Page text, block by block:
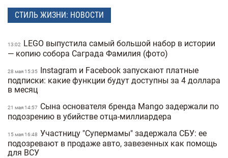
СТИЛЬ ЖИЗНИ: НОВОСТИ
13:02
LEGO выпустила самый большой набор в истории
— копию собора Саграда Фамилия (фото)
28 мая 15:35 Instagram и Facebook запускают платные
подписки: какие функции будут доступны за 4 доллара
в месяц
21 мая 14:57
Сына основателя бренда Mango задержали по
подозрению в убийстве отца-миллиардера
15 мая 16:48 Участницу "Супермамы" задержала СБУ: ее
подозревают в продаже авто, завезенных как помощь
для ВСУ